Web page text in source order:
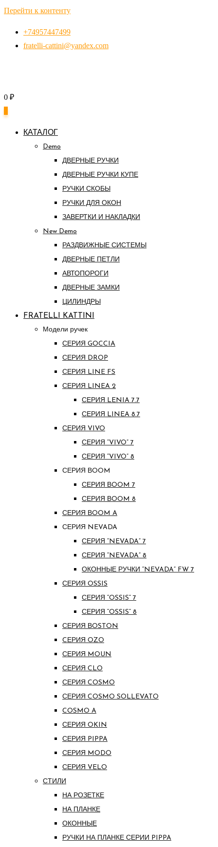
Перейти к контенту
+74957447499
fratelli-cattini@yandex.com
0 ₽
КАТАЛОГ
Demo
ДВЕРНЫЕ РУЧКИ
ДВЕРНЫЕ РУЧКИ КУПЕ
РУЧКИ СКОБЫ
РУЧКИ ДЛЯ ОКОН
ЗАВЕРТКИ И НАКЛАДКИ
New Demo
РАЗДВИЖНЫЕ СИСТЕМЫ
ДВЕРНЫЕ ПЕТЛИ
АВТОПОРОГИ
ДВЕРНЫЕ ЗАМКИ
ЦИЛИНДРЫ
FRATELLI KATTINI
Модели ручек
СЕРИЯ GOCCIA
СЕРИЯ DROP
СЕРИЯ LINE FS
СЕРИЯ LINEA 2
СЕРИЯ LENIA 7.7
СЕРИЯ LINEA 8.7
СЕРИЯ VIVO
СЕРИЯ “VIVO” 7
СЕРИЯ “VIVO” 8
СЕРИЯ ВOOM
СЕРИЯ ВOOM 7
СЕРИЯ ВOOM 8
СЕРИЯ ВOOM A
СЕРИЯ NEVADA
СЕРИЯ “NEVADA” 7
СЕРИЯ “NEVADA” 8
ОКОННЫЕ РУЧКИ “NEVADA” FW 7
СЕРИЯ OSSIS
СЕРИЯ “OSSIS” 7
СЕРИЯ “OSSIS” 8
СЕРИЯ ВOSTON
CЕРИЯ OZO
СЕРИЯ MOUN
СЕРИЯ CLO
СЕРИЯ COSMO
СЕРИЯ COSMO SOLLEVATO
COSMO A
СЕРИЯ OKIN
СЕРИЯ PIPPA
СЕРИЯ MODO
СЕРИЯ VELO
СТИЛИ
НА РОЗЕТКЕ
НА ПЛАНКЕ
ОКОННЫЕ
РУЧКИ НА ПЛАНКЕ СЕРИИ PIPPA